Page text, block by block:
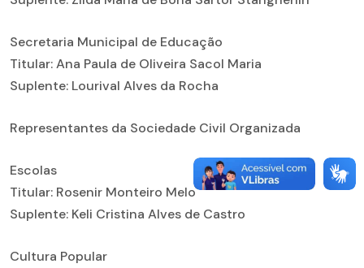
Secretaria Municipal de Educação
Titular: Ana Paula de Oliveira Sacol Maria
Suplente: Lourival Alves da Rocha
Representantes da Sociedade Civil Organizada
Escolas
Titular: Rosenir Monteiro Melo
Suplente: Keli Cristina Alves de Castro
Cultura Popular